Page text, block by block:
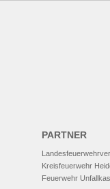
PARTNER
Kreisfeuerwehr
Feuerwehr